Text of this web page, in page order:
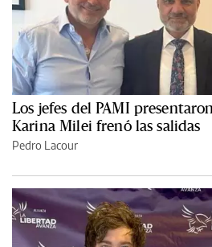
Los jefes del PAMI
Karina Milei frenó las salidas
Pedro Lacour